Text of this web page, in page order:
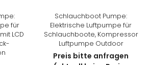
für
LCD
Schlauchboot Pumpe:
Elektrische Luftpumpe für
Schlauchboote, Kompressor
Luftpumpe Outdoor
Preis bitte anfragen